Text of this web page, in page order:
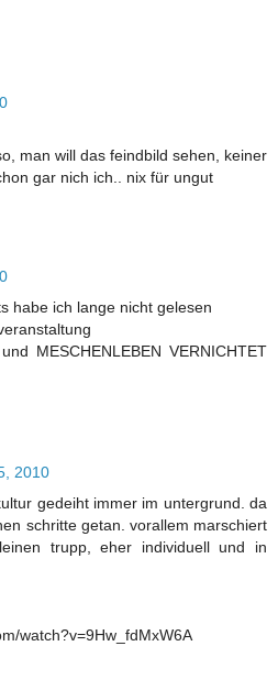
man will das feindbild sehen, keiner
gar nich ich.. nix für ungut
habe ich lange nicht gelesen
MESCHENLEBEN VERNICHTET
2010
gedeiht immer im untergrund. da
schritte getan. vorallem marschiert
trupp, eher individuell und in
watch?v=9Hw_fdMxW6A